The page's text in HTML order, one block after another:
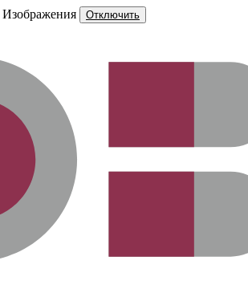
Изображения Отключить